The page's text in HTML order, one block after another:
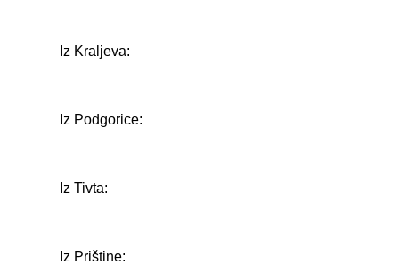
Iz Kraljeva:
Iz Podgorice:
Iz Tivta:
Iz Prištine: